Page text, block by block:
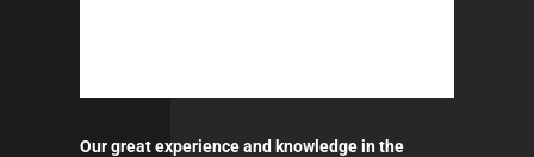
Our great experience and knowledge in the